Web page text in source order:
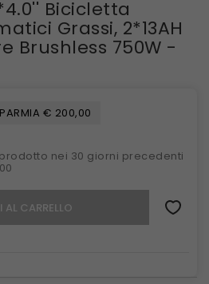
Bicicletta
Grassi, 2*13AH
Brushless 750W -
€ 200,00
nei 30 giorni precedenti
CARRELLO